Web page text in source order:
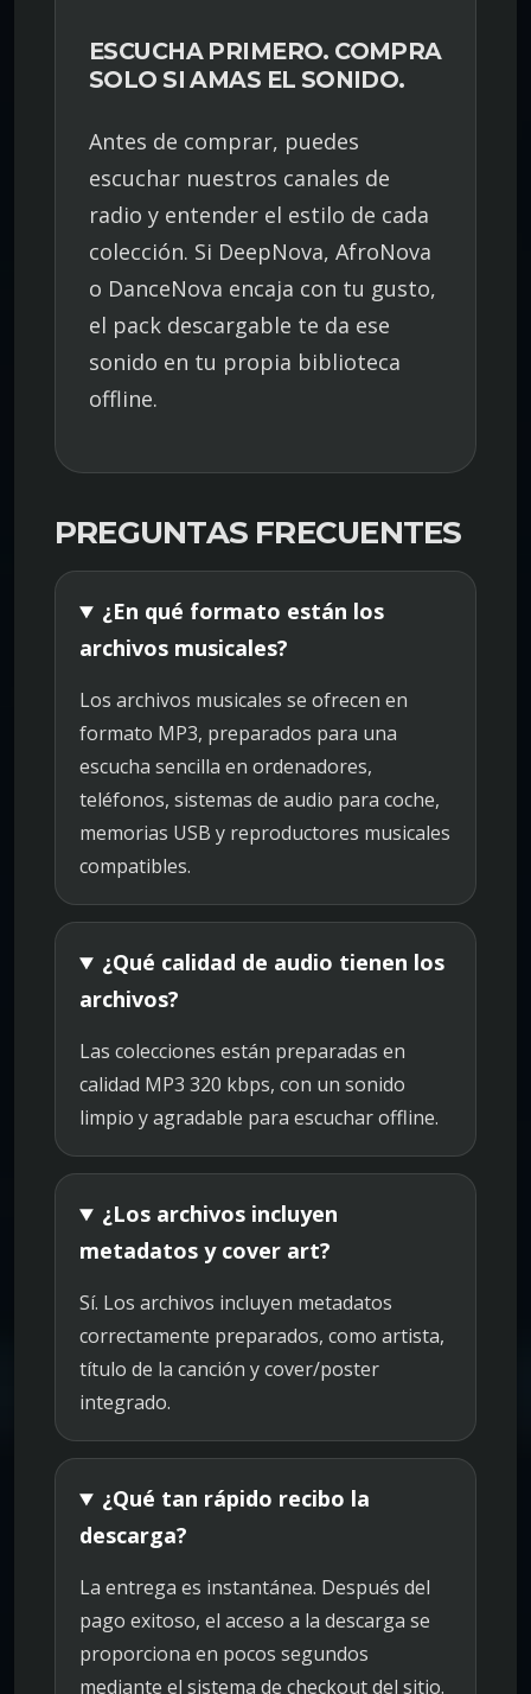
ESCUCHA PRIMERO. COMPRA
SOLO SI AMAS EL SONIDO.
Antes de comprar, puedes
escuchar nuestros canales de
radio y entender el estilo de cada
colección. Si DeepNova, AfroNova
o DanceNova encaja con tu gusto,
el pack descargable te da ese
sonido en tu propia biblioteca
offline.
PREGUNTAS FRECUENTES
¿En qué formato están los
archivos musicales?
Los archivos musicales se ofrecen en
formato MP3, preparados para una
escucha sencilla en ordenadores,
teléfonos, sistemas de audio para coche,
memorias USB y reproductores musicales
compatibles.
¿Qué calidad de audio tienen los
archivos?
Las colecciones están preparadas en
calidad MP3 320 kbps, con un sonido
limpio y agradable para escuchar offline.
¿Los archivos incluyen
metadatos y cover art?
Sí. Los archivos incluyen metadatos
correctamente preparados, como artista,
título de la canción y cover/poster
integrado.
¿Qué tan rápido recibo la
descarga?
La entrega es instantánea. Después del
pago exitoso, el acceso a la descarga se
proporciona en pocos segundos
mediante el sistema de checkout del sitio.